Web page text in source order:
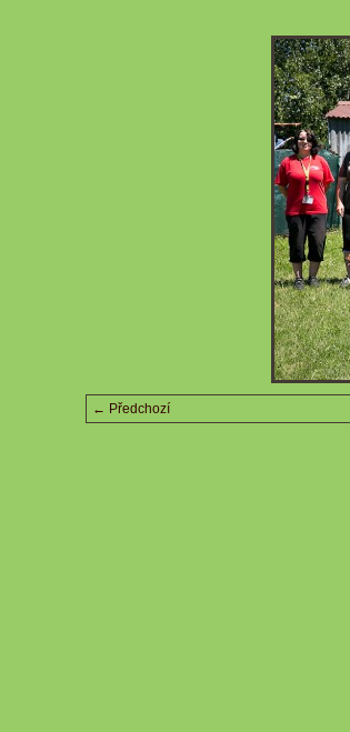
← Předchozí